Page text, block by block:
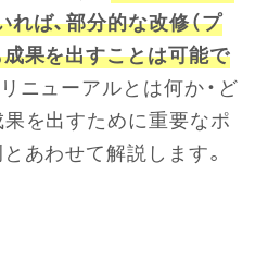
ば、部分的な改修（プ
果を出すことは可能で
ニューアルとは何か・ど
を出すために重要なポ
あわせて解説します。